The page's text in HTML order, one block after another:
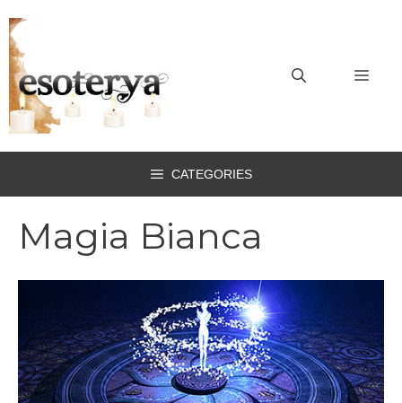
al
contenuto
CATEGORIES
Magia Bianca